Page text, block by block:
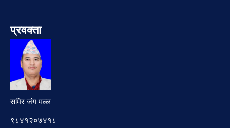
प्रवक्ता
समिर जंग मल्ल
९८४१२०७४१८